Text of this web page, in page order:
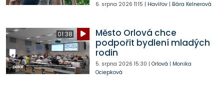
6. srpna 2026 11:15 | Havířov| Bára Kelnerová
01:38
Město Orlová chce
podpořit bydlení mladých
rodin
5. srpna 2026 15:30 | Orlová | Monika
Ociepková